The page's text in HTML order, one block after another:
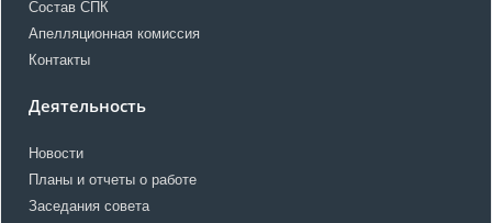
Состав СПК
Апелляционная комиссия
Контакты
Деятельность
Новости
Планы и отчеты о работе
Заседания совета